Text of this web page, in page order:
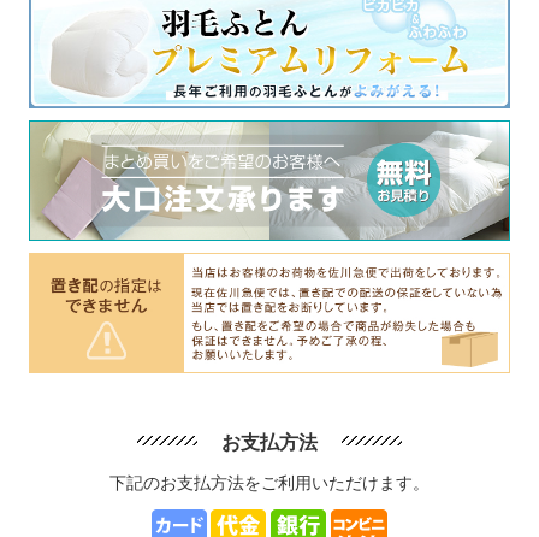
お支払方法
下記のお支払方法をご利用いただけます。